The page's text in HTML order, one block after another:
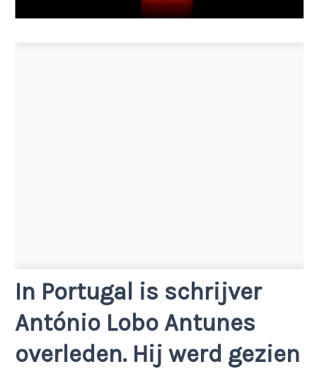
In Portugal is schrijver
António Lobo Antunes
overleden. Hij werd gezien